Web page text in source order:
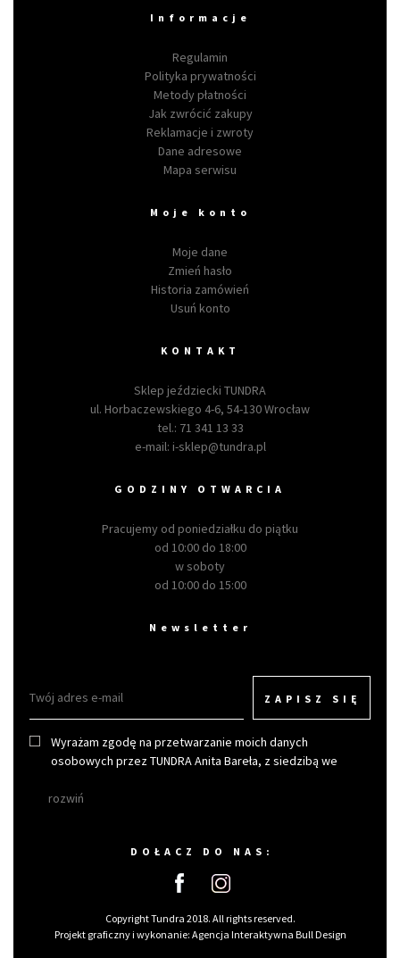
Informacje
Regulamin
Polityka prywatności
Metody płatności
Jak zwrócić zakupy
Reklamacje i zwroty
Dane adresowe
Mapa serwisu
Moje konto
Moje dane
Zmień hasło
Historia zamówień
Usuń konto
KONTAKT
Sklep jeździecki TUNDRA
ul. Horbaczewskiego 4-6, 54-130 Wrocław
tel.: 71 341 13 33
e-mail: i-sklep@tundra.pl
GODZINY OTWARCIA
Pracujemy od poniedziałku do piątku
od 10:00 do 18:00
w soboty
od 10:00 do 15:00
Newsletter
ZAPISZ SIĘ
Wyrażam zgodę na przetwarzanie moich danych
osobowych przez TUNDRA Anita Bareła, z siedzibą we
rozwiń
DOŁACZ DO NAS:
Copyright Tundra 2018. All rights reserved.
Projekt graficzny i wykonanie: Agencja Interaktywna Bull Design